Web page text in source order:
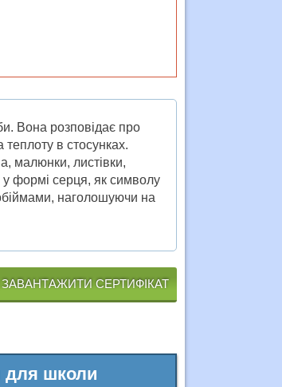
Вона розповідає про
теплоту в стосунках.
малюнки, листівки,
у формі серця, як символу
наголошуючи на
ЗАВАНТАЖИТИ СЕРТИФІКАТ
для школи